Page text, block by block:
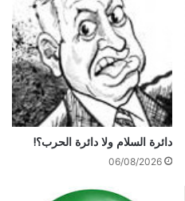
دائرة السلام ولا دائرة الحرب؟!
06/08/2026